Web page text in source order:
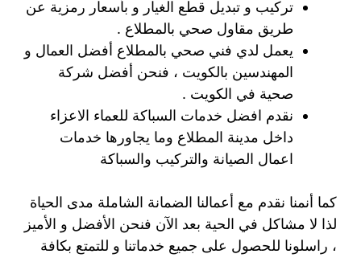
تركيب و تبديل قطع الغيار و بأسعار رمزية عن
طريق مقاول صحي بالمطلاع .
يعمل لدي فني صحي بالمطلاع أفضل العمال و
المهندسين بالكويت ، فنحن أفضل شركة
صحية في الكويت .
نقدم افضل خدمات السباكة للعماء الاعزاء
داخل مدينة المطلاع وما يجاورها خدمات
اعمال الصيانة والتركيب والسباكة
كما أنمنا نقدم مع أعمالنا الضمانة الشاملة مدى الحياة
لذا لا مشاكل في الحية بعد الآن فنحن الأفضل و الأميز
، راسلونا للحصول على جميع خدماتنا و للتمتع بكافة